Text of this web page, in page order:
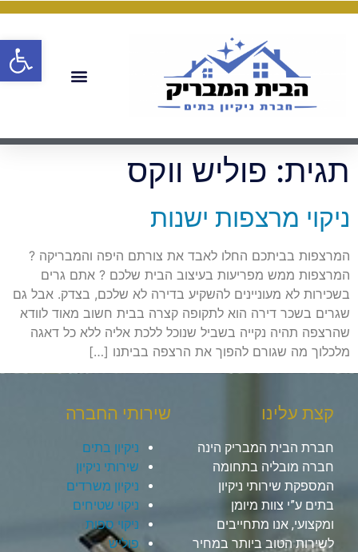
תגית: פוליש ווקס
ניקוי מרצפות ישנות
המרצפות בביתכם החלו לאבד את צורתם היפה והמבריקה ?
המרצפות ממש מפריעות בעיצוב הבית שלכם ? אתם גרים
בשכירות לא מעוניינים להשקיע בדירה לא שלכם, בצדק. אבל גם
שגרים בשכר דירה הוא לתקופה קצרה בבית חשוב מאוד לוודא
שהרצפה תהיה נקייה בשביל שנוכל ללכת אליה ללא כל דאגה
מלכלוך מה שגורם להפוך את הרצפה בביתנו […]
קצת עלינו
חברת הבית המבריק הינה
חברה מובליה בתחומה
המספקת שירותי ניקיון
בתים ע”י צוות מיומן
ומקצועי, אנו מתחייבים
לשירות הטוב ביותר במחיר
שירותי החברה
ניקיון בתים
שירותי ניקיון
ניקיון משרדים
ניקוי שטיחים
ניקוי ספות
פוליש